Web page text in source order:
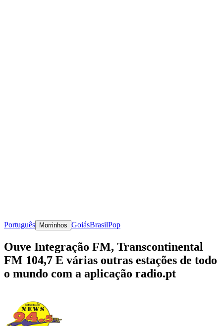
Português Morrinhos GoiásBrasilPop
Ouve Integração FM, Transcontinental
FM 104,7 E várias outras estações de todo
o mundo com a aplicação radio.pt